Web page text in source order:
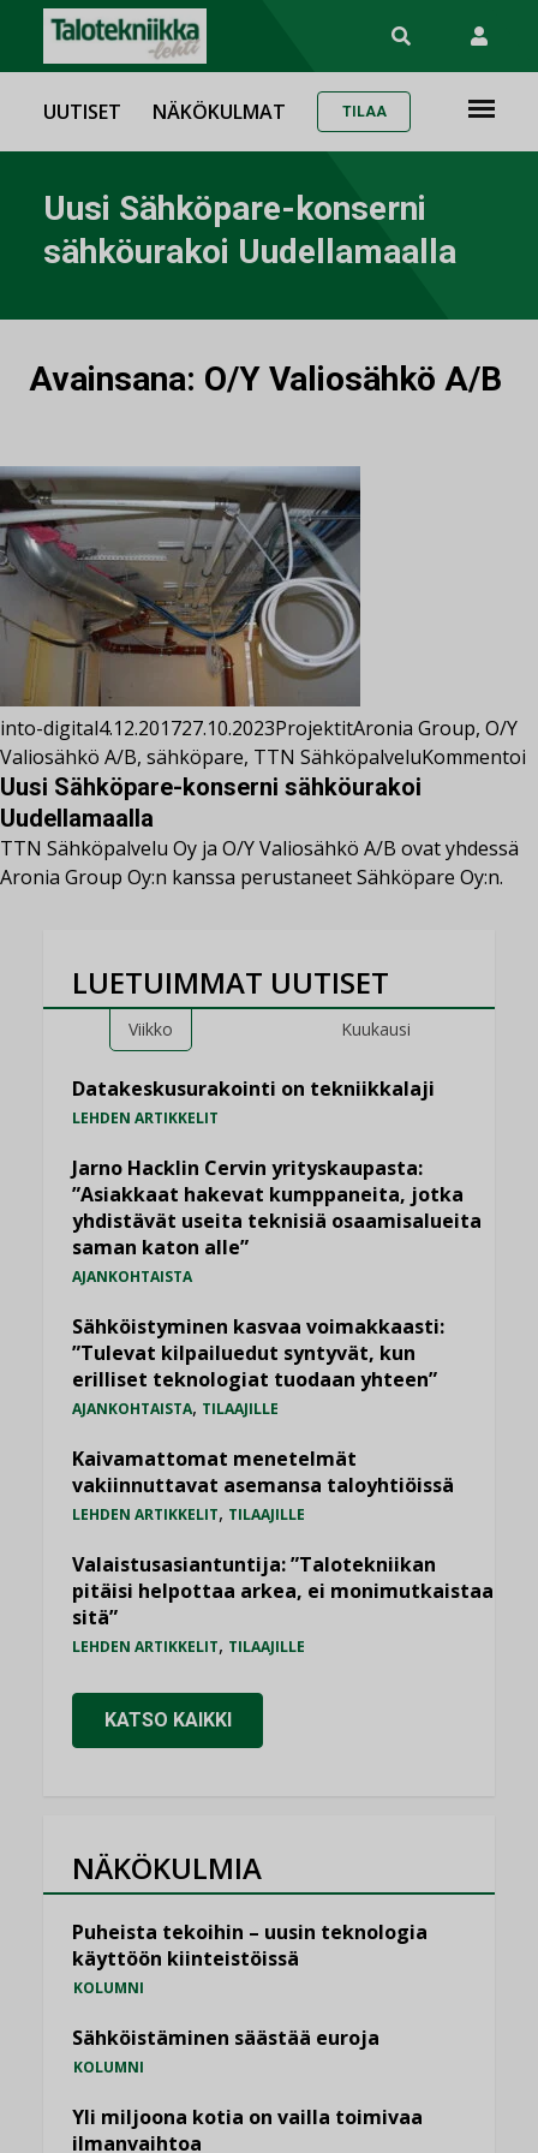
UUTISET NÄKÖKULMAT TILAA
Uusi Sähköpare-konserni
sähköurakoi Uudellamaalla
Avainsana: O/Y Valiosähkö A/B
into-digital4.12.201727.10.2023ProjektitAronia Group, O/Y
Valiosähkö A/B, sähköpare, TTN SähköpalveluKommentoi
Uusi Sähköpare-konserni sähköurakoi
Uudellamaalla
TTN Sähköpalvelu Oy ja O/Y Valiosähkö A/B ovat yhdessä
Aronia Group Oy:n kanssa perustaneet Sähköpare Oy:n.
LUETUIMMAT UUTISET
Viikko Kuukausi
Datakeskusurakointi on tekniikkalaji
LEHDEN ARTIKKELIT
Jarno Hacklin Cervin yrityskaupasta:
”Asiakkaat hakevat kumppaneita, jotka
yhdistävät useita teknisiä osaamisalueita
saman katon alle”
AJANKOHTAISTA
Sähköistyminen kasvaa voimakkaasti:
”Tulevat kilpailuedut syntyvät, kun
erilliset teknologiat tuodaan yhteen”
AJANKOHTAISTA, TILAAJILLE
Kaivamattomat menetelmät
vakiinnuttavat asemansa taloyhtiöissä
LEHDEN ARTIKKELIT, TILAAJILLE
Valaistusasiantuntija: ”Talotekniikan
pitäisi helpottaa arkea, ei monimutkaistaa
sitä”
LEHDEN ARTIKKELIT, TILAAJILLE
KATSO KAIKKI
NÄKÖKULMIA
Puheista tekoihin – uusin teknologia
käyttöön kiinteistöissä
KOLUMNI
Sähköistäminen säästää euroja
KOLUMNI
Yli miljoona kotia on vailla toimivaa
ilmanvaihtoa